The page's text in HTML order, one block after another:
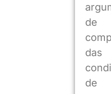
de
das
de